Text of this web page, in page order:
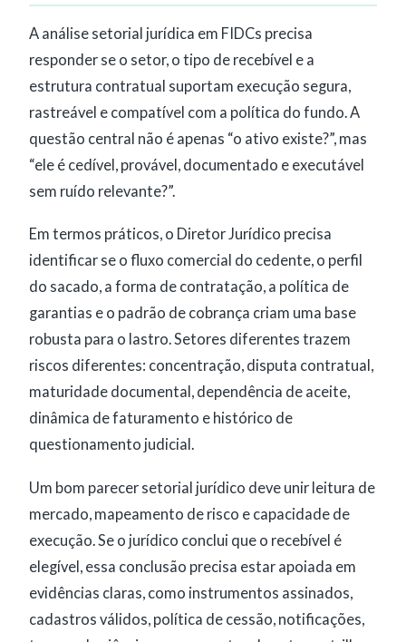
A análise setorial jurídica em FIDCs precisa
responder se o setor, o tipo de recebível e a
estrutura contratual suportam execução segura,
rastreável e compatível com a política do fundo. A
questão central não é apenas “o ativo existe?”, mas
“ele é cedível, provável, documentado e executável
sem ruído relevante?”.
Em termos práticos, o Diretor Jurídico precisa
identificar se o fluxo comercial do cedente, o perfil
do sacado, a forma de contratação, a política de
garantias e o padrão de cobrança criam uma base
robusta para o lastro. Setores diferentes trazem
riscos diferentes: concentração, disputa contratual,
maturidade documental, dependência de aceite,
dinâmica de faturamento e histórico de
questionamento judicial.
Um bom parecer setorial jurídico deve unir leitura de
mercado, mapeamento de risco e capacidade de
execução. Se o jurídico conclui que o recebível é
elegível, essa conclusão precisa estar apoiada em
evidências claras, como instrumentos assinados,
cadastros válidos, política de cessão, notificações,